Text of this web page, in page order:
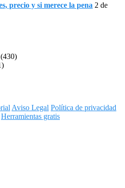
precio y si merece la pena 2 de
(430)
Aviso Legal Política de privacidad
Herramientas gratis